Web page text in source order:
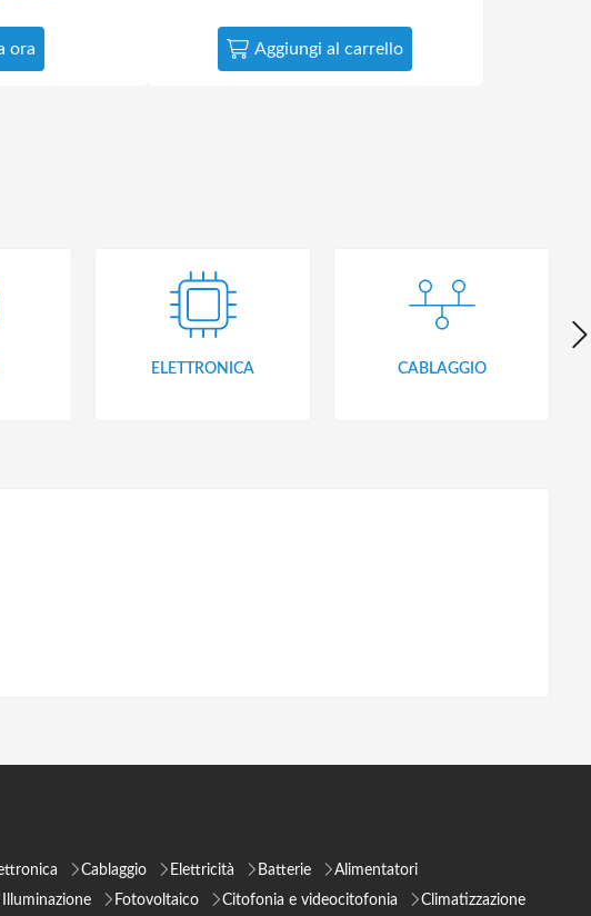
ora Aggiungi al carrello
ELETTRONICA CABLAGGIO
Cablaggio Elettricità Batterie
Alimentatori
Illuminazione Fotovoltaico Citofonia e videocitofonia Climatizzazione